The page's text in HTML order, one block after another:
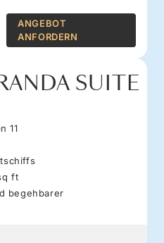
ANGEBOT
ANFORDERN
SUITE
11
ft
begehbarer